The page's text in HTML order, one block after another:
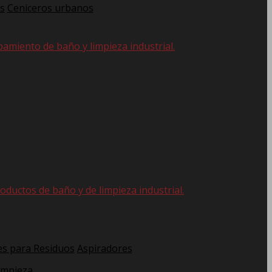
Ceniceros urbanos
de baño y limpieza industrial.
de baño y de limpieza industrial.
para Residuos Aspiradores